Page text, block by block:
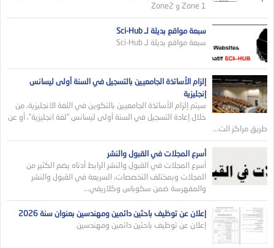
Zone 1 و Zone2
سبعة مواقع بديلة لـ Sci-Hub
سبعة مواقع بديلة لـ Sci-Hub
إلزام الأساتذة الجامعيين بالتسجيل في السنة أولى ليسانس
إنجليزية
سيتم إلزام الأساتذة الجامعيين بالتكوين في اللغة الانجليزية، من
خلال إعادة التسجيل في السنة أولى ليسانس “لغة انجليزية”، أو عن
طريق مراكز الت...
أسرع المجلات في القبول والنشر
أسرع المجلات في القبول والنشر الرابط أدناه يضم الكثير من
المجلات وبمختلف التخصصات، السريعة في القبول والنشر
والمفهرسة ضمن سكوباس وكلاريفي...
إعلان عن توظيف باحثين دائمين ومهندسين بعنوان سنة 2026
إعلان عن توظيف باحثين دائمين ومهندسين